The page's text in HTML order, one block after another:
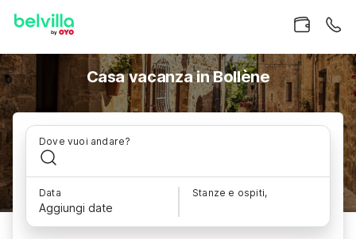
Casa vacanza in Bollène
Dove vuoi andare?
Data
Aggiungi date
Stanze e ospiti,